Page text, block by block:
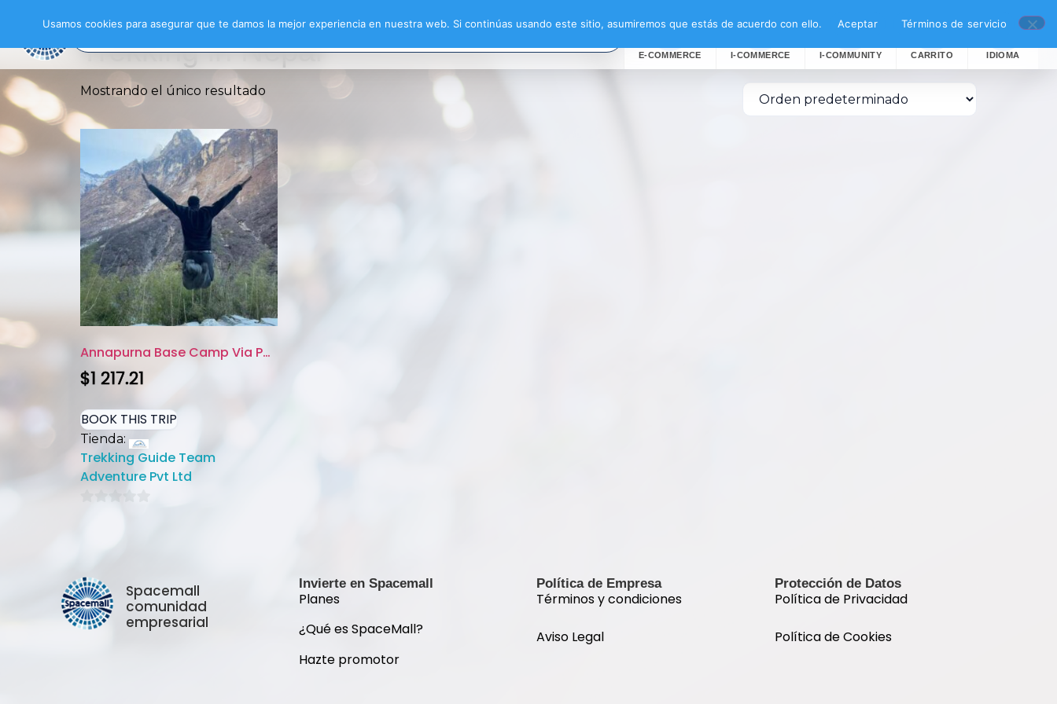
E-COMMERCE I-COMMERCE I-COMMUNITY CARRITO IDIOMA
Trekking in Nepal
Mostrando el único resultado
Annapurna Base Camp Via Poonhi...
$1 217.21
BOOK THIS TRIP
Tienda:
Trekking Guide Team
Adventure Pvt Ltd
Spacemall
comunidad
empresarial
Invierte en Spacemall
Planes
¿Qué es SpaceMall?
Hazte promotor
Política de Empresa
Términos y condiciones
Aviso Legal
Protección de Datos
Política de Privacidad
Política de Cookies
Usamos cookies para asegurar que te damos la mejor experiencia en nuestra web. Si continúas usando este sitio, asumiremos que estás de acuerdo con ello. Aceptar Términos de servicio